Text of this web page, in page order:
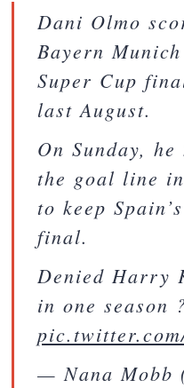
Dani Olmo
Bayern
Super Cup
last August.
On Sunday,
the goal line
to keep
final.
Denied Harry
in one season
— Nana Mobb